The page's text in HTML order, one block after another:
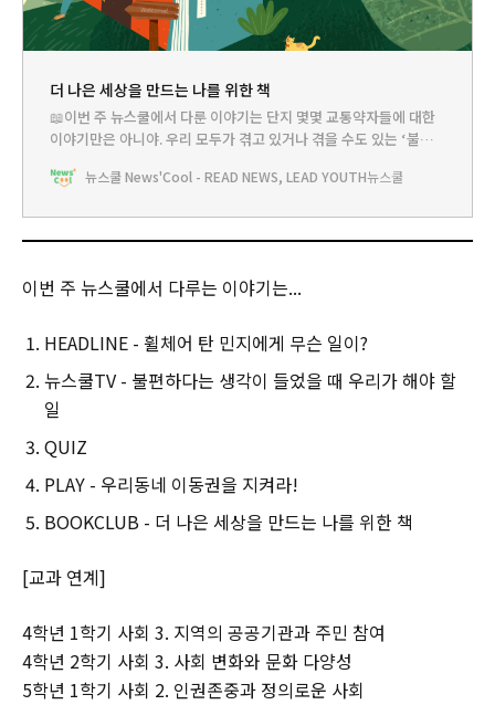
더 나은 세상을 만드는 나를 위한 책
📖이번 주 뉴스쿨에서 다룬 이야기는 단지 몇몇 교통약자들에 대한
이야기만은 아니야. 우리 모두가 겪고 있거나 겪을 수도 있는 ‘불공
가 자유롭지 못하다는 이유로 혹은 아무런 이유도 없이 차별적인 상
뉴스쿨 News'Cool - READ NEWS, LEAD YOUTH뉴스쿨
이번 주 뉴스쿨에서 다루는 이야기는...
HEADLINE - 휠체어 탄 민지에게 무슨 일이?
뉴스쿨TV - 불편하다는 생각이 들었을 때 우리가 해야 할
일
QUIZ
PLAY - 우리동네 이동권을 지켜라!
BOOKCLUB - 더 나은 세상을 만드는 나를 위한 책
[교과 연계]
4학년 1학기 사회 3. 지역의 공공기관과 주민 참여
4학년 2학기 사회 3. 사회 변화와 문화 다양성
5학년 1학기 사회 2. 인권존중과 정의로운 사회